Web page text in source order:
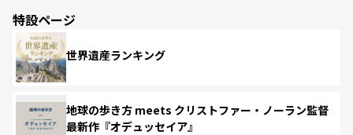
特設ページ
世界遺産ランキング
地球の歩き方 meets クリストファー・ノーラン監督
最新作『オデュッセイア』